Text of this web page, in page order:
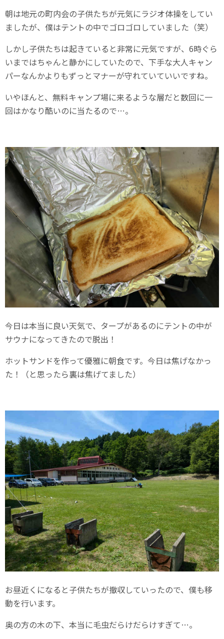
朝は地元の町内会の子供たちが元気にラジオ体操をしてい
ましたが、僕はテントの中でゴロゴロしていました（笑）
しかし子供たちは起きていると非常に元気ですが、6時ぐら
いまではちゃんと静かにしていたので、下手な大人キャン
パーなんかよりもずっとマナーが守れていていいですね。
いやほんと、無料キャンプ場に来るような層だと数回に一
回はかなり酷いのに当たるので…。
今日は本当に良い天気で、タープがあるのにテントの中が
サウナになってきたので脱出！
ホットサンドを作って優雅に朝食です。今日は焦げなかっ
た！（と思ったら裏は焦げてました）
お昼近くになると子供たちが撤収していったので、僕も移
動を行います。
奥の方の木の下、本当に毛虫だらけだらけすぎて…。